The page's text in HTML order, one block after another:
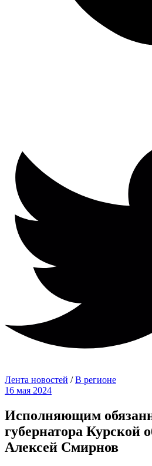
Лента новостей /В регионе
16 мая 2024
Исполняющим
губернатора Курской
Алексей Смирнов